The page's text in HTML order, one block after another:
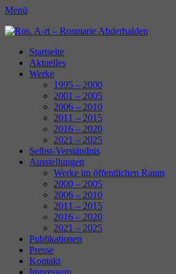
Menü
Ros. A-rt - Rosmarie Abderhalden
Erstes
Menü
Zum
Inhalt:
Startseite
Aktuelles
Werke
1995 – 2000
2001 – 2005
2006 – 2010
2011 – 2015
2016 – 2020
2021 – 2025
Selbst-Verständnis
Ausstellungen
Werke im öffentlichen Raum
2000 – 2005
2006 – 2010
2011 – 2015
2016 – 2020
2021 – 2025
Publikationen
Presse
Kontakt
Impressum